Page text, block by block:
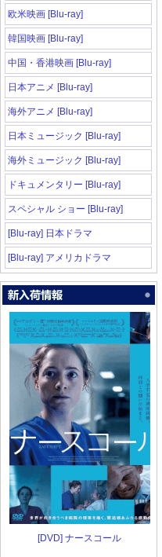
欧米映画 [Blu-ray]
韓国映画 [Blu-ray]
中国・香港映画 [Blu-ray]
日本アニメ [Blu-ray]
海外アニメ [Blu-ray]
日本ミュージック [Blu-ray]
海外ミュージック [Blu-ray]
ドキュメンタリー [Blu-ray]
スペシャル ショー [Blu-ray]
[Blu-ray] 日本ドラマ
[Blu-ray] アメリカドラマ
[DVD] ナースコール